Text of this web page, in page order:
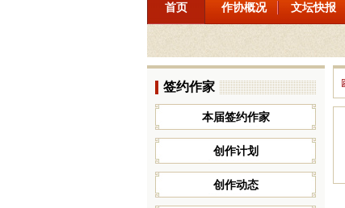
首页 作协概况 文坛快报
签约作家
本届签约作家
创作计划
创作动态